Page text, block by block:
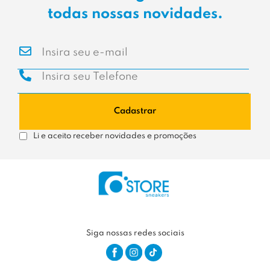
todas nossas novidades.
Cadastrar
Li e aceito receber novidades e promoções
Siga nossas redes sociais